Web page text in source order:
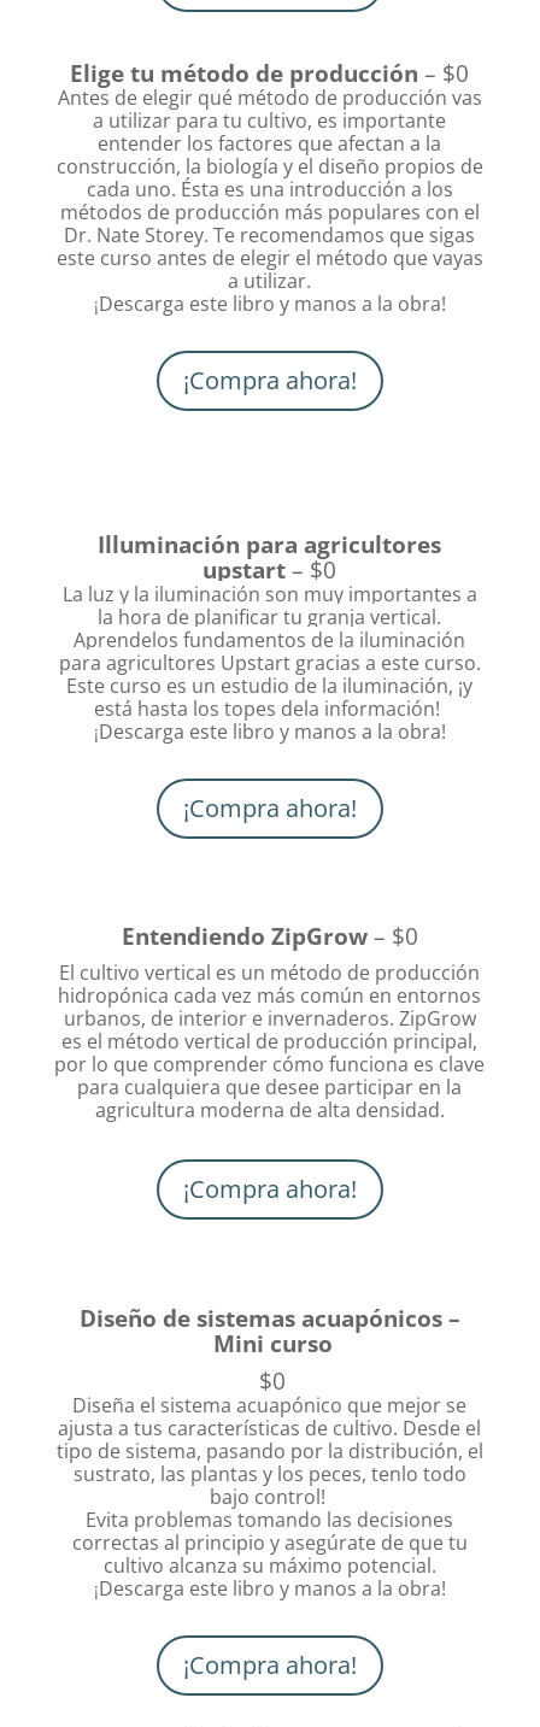
Elige tu método de producción – $0
Antes de elegir qué método de producción vas
a utilizar para tu cultivo, es importante
entender los factores que afectan a la
construcción, la biología y el diseño propios de
cada uno. Ésta es una introducción a los
métodos de producción más populares con el
Dr. Nate Storey. Te recomendamos que sigas
este curso antes de elegir el método que vayas
a utilizar.
¡Descarga este libro y manos a la obra!
¡Compra ahora!
Illuminación para agricultores
upstart – $0
La luz y la iluminación son muy importantes a
la hora de planificar tu granja vertical.
Aprendelos fundamentos de la iluminación
para agricultores Upstart gracias a este curso.
Este curso es un estudio de la iluminación, ¡y
está hasta los topes dela información!
¡Descarga este libro y manos a la obra!
¡Compra ahora!
Entendiendo ZipGrow– $0
El cultivo vertical es un método de producción
hidropónica cada vez más común en entornos
urbanos, de interior e invernaderos. ZipGrow
es el método vertical de producción principal,
por lo que comprender cómo funciona es clave
para cualquiera que desee participar en la
agricultura moderna de alta densidad.
¡Compra ahora!
Diseño de sistemas acuapónicos –
Mini curso
$0
Diseña el sistema acuapónico que mejor se
ajusta a tus características de cultivo. Desde el
tipo de sistema, pasando por la distribución, el
sustrato, las plantas y los peces, tenlo todo
bajo control!
Evita problemas tomando las decisiones
correctas al principio y asegúrate de que tu
cultivo alcanza su máximo potencial.
¡Descarga este libro y manos a la obra!
¡Compra ahora!